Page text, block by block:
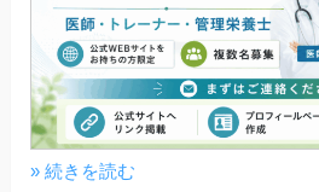
» 続きを読む